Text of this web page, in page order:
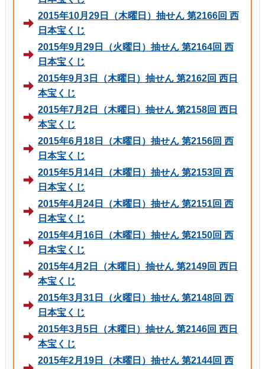
2015年10月29日（木曜日）抽せん 第2166回 西
日本宝くじ
2015年9月29日（火曜日）抽せん 第2164回 西
日本宝くじ
2015年9月3日（木曜日）抽せん 第2162回 西日
本宝くじ
2015年7月2日（木曜日）抽せん 第2158回 西日
本宝くじ
2015年6月18日（木曜日）抽せん 第2156回 西
日本宝くじ
2015年5月14日（木曜日）抽せん 第2153回 西
日本宝くじ
2015年4月24日（木曜日）抽せん 第2151回 西
日本宝くじ
2015年4月16日（木曜日）抽せん 第2150回 西
日本宝くじ
2015年4月2日（木曜日）抽せん 第2149回 西日
本宝くじ
2015年3月31日（火曜日）抽せん 第2148回 西
日本宝くじ
2015年3月5日（木曜日）抽せん 第2146回 西日
本宝くじ
2015年2月19日（木曜日）抽せん 第2144回 西